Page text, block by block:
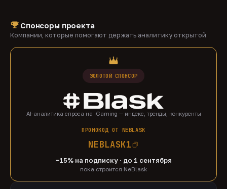
Спонсоры проекта
Компании, которые помогают держать аналитику открытой
ЗОЛОТОЙ СПОНСОР
AI-аналитика спроса на iGaming — индекс, тренды, конкуренты
ПРОМОКОД ОТ NEBLASK
NEBLASK1
−15% на подписку · до 1 сентября
пока строится NeBlask